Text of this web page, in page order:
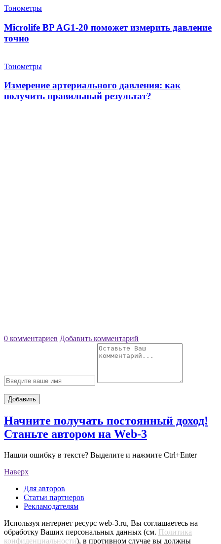
Тонометры
Microlife BP AG1-20 поможет измерить давление
точно
Тонометры
Измерение артериального давления: как
получить правильный результат?
0 комментариев Добавить комментарий
Добавить
Начните получать постоянный доход!
Станьте автором на Web-3
Нашли ошибку в тексте? Выделите и нажмите Ctrl+Enter
Наверх
Для авторов
Статьи партнеров
Рекламодателям
Используя интернет ресурс web-3.ru, Вы соглашаетесь на
обработку Ваших персональных данных (см. Политика
конфиденциальности), в противном случае вы должны